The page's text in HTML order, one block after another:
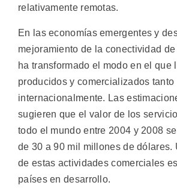
relativamente remotas.
En las economías emergentes y
mejoramiento de la conectividad
ha transformado el modo en el que
producidos y comercializados
internacionalmente. Las
sugieren que el valor de los
todo el mundo entre 2004 y 2008
de 30 a 90 mil millones de dólares.
de estas actividades comerciales
países en desarrollo.